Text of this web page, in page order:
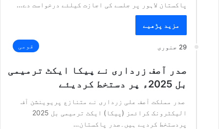
پاکستان لاہور پر جلسے کی اجازت کیلئے درخواست دے…
مزید پڑھیے
29 جنوری قومی
صدر آصف زرداری نے پیکا ایکٹ ترمیمی
بل 2025ء پر دستخط کردیئے
صدر مملکت آصف علی زرداری نے متنازع پریوینشن آف
الیکٹرونک کرائمز (پیکا) ایکٹ ترمیمی بل 2025
پردستخط کردیے ہیں۔صدر پاکستان…